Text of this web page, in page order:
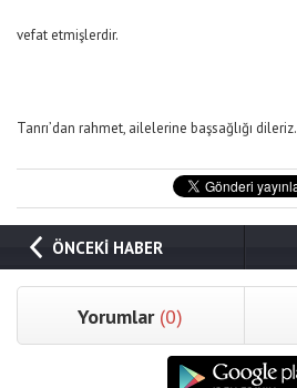
vefat etmişlerdir.
Tanrı’dan rahmet, ailelerine başsağlığı dileriz.
ÖNCEKİ HABER
Yorumlar (0)